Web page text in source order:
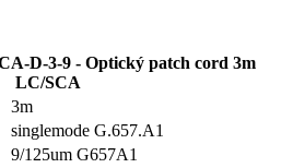
D-3-9 - Optický patch cord 3m
LC/SCA
3m
singlemode G.657.A1
9/125um G657A1